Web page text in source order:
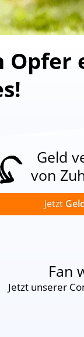
Opfer
Geld
von
Jetzt
Fan
Jetzt unserer